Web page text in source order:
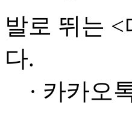
발로 뛰는
다.
· 카카오